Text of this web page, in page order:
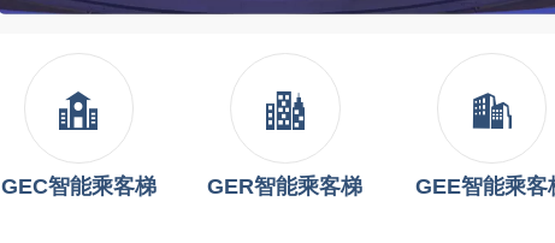
GEC智能乘客梯 GER智能乘客梯 GEE智能乘客